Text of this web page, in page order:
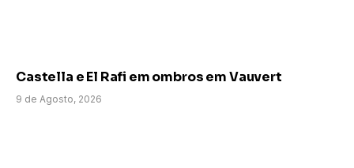
Castella e El Rafi em ombros em Vauvert
9 de Agosto, 2026